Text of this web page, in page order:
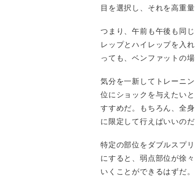
目を選択し、それを高重
つまり、午前も午後も同
レップとハイレップを入
っても、ベンファットの
気分を一新してトレーニ
位にショックを与えたい
すすめだ。もちろん、全
に限定して行えばいいのだ
特定の部位をダブルスプ
にすると、弱点部位が徐
いくことができるはずだ。